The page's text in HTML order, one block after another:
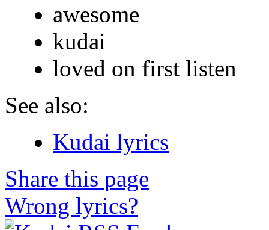
awesome
kudai
loved on first listen
See also:
Kudai lyrics
Share this page
Wrong lyrics?